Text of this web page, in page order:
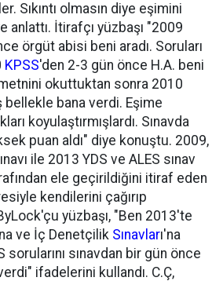
Sıkıntı olmasın diye eşimini
anlattı. İtirafçı yüzbaşı "2009
örgüt abisi beni aradı. Soruları
KPSS'den 2-3 gün önce H.A. beni
okuttuktan sonra 2010
bellekle bana verdi. Eşime
koyulaştırmışlardı. Sınavda
puan aldı" diye konuştu. 2009,
ile 2013 YDS ve ALES sınav
ele geçirildiğini itiraf eden
kendilerini çağırıp
yüzbaşı, "Ben 2013'te
ve İç Denetçilik Sınavları'na
sorularını sınavdan bir gün önce
ifadelerini kullandı. C.Ç,